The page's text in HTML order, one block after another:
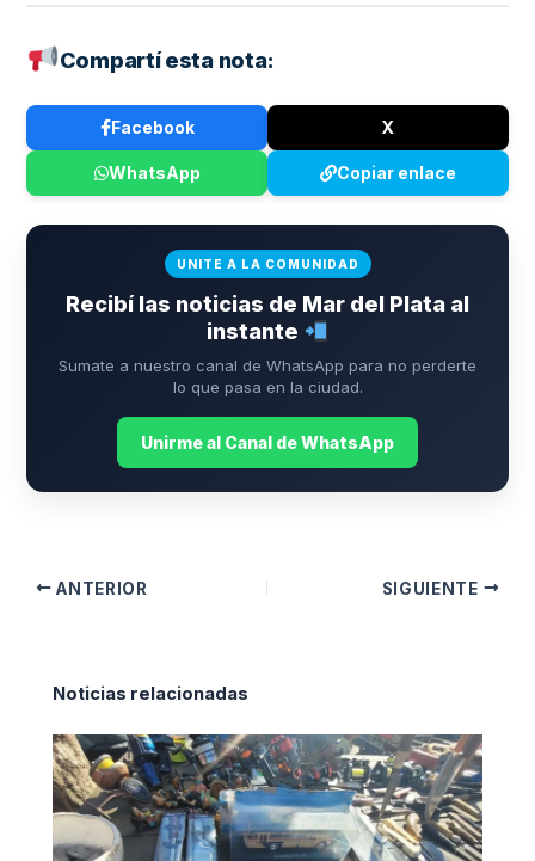
Compartí esta nota:
Facebook X
WhatsApp Copiar enlace
UNITE A LA COMUNIDAD
Recibí las noticias de Mar del Plata al
instante
Sumate a nuestro canal de WhatsApp para no perderte
lo que pasa en la ciudad.
Unirme al Canal de WhatsApp
ANTERIOR SIGUIENTE
Noticias relacionadas